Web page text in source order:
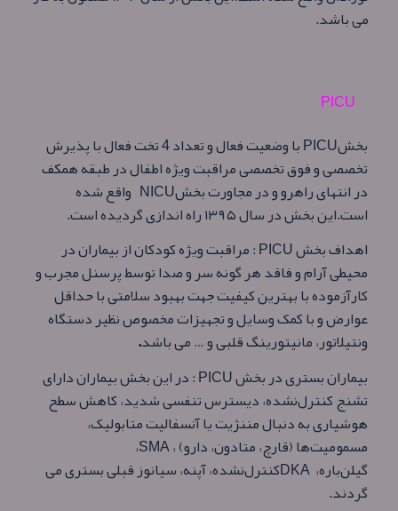
می باشد.
PICU
بخشPICU
با وضعیت فعال و تعداد 4 تخت فعال با پذیرش
تخصصی و فوق تخصصی مراقبت ویژه اطفال در طبقه همکف
در انتهای راهرو و در مجاورت بخشNICU
واقع شده
است.این بخش در سال ۱۳۹۵ راه اندازی گردیده است.
اهداف بخش PICU : مراقبت ویژه کودکان از بیماران در
محیطی آرام و فاقد هر گونه سر و صدا توسط پرسنل مجرب و
کارآزموده با بهترین کیفیت جهت بهبود سلامتی با حداقل
عوارض و با کمک وسایل و تجهیزات مخصوص نظیر دستگاه
ونتیلاتور، مانیتورینگ قلبی و … می باشد.
بیماران بستری در بخش PICU : در این بخش بیماران دارای
تشنج کنترل‌نشده، دیسترس تنفسی شدید، کاهش سطح
هوشیاری به دنبال مننژیت یا آنسفالیت متابولیک،
مسمومیت‌ها (قارچ، متادون، دارو) ،SMA،
گیلن‌باره، DKAکنترل‌نشده، آپنه، سیانوز قبلی بستری می
گردند.